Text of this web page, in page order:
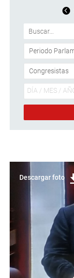
Descargar foto